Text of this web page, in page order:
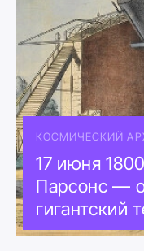
КОСМИЧЕСКИЙ
17 июня
Парсонс —
гигантский